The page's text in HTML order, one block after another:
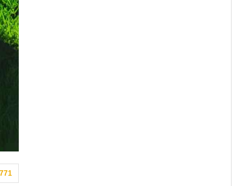
771